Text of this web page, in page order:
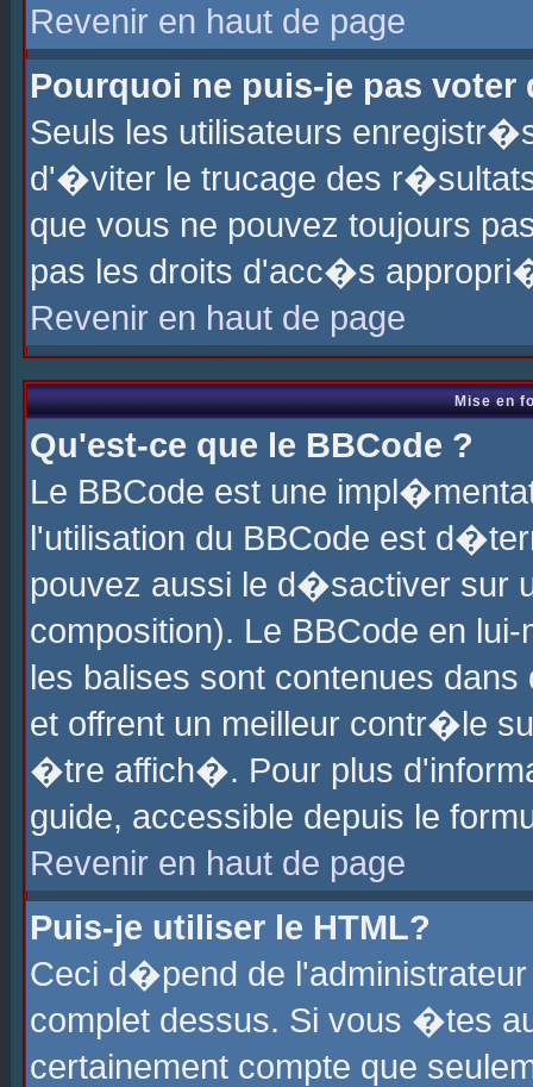
Revenir en haut de page
Pourquoi ne puis-je pas voter
Seuls les utilisateurs
d'�viter le trucage des
que vous ne pouvez toujours
pas les droits d'acc�s
Revenir en haut de page
Mise en
Qu'est-ce que le BBCode ?
Le BBCode est une
l'utilisation du BBCode est
pouvez aussi le d�sactiver sur
composition). Le BBCode en
les balises sont contenues
et offrent un meilleur contr�le
�tre affich�. Pour plus
guide, accessible depuis le
Revenir en haut de page
Puis-je utiliser le HTML?
Ceci d�pend de
complet dessus. Si vous �tes
certainement compte que